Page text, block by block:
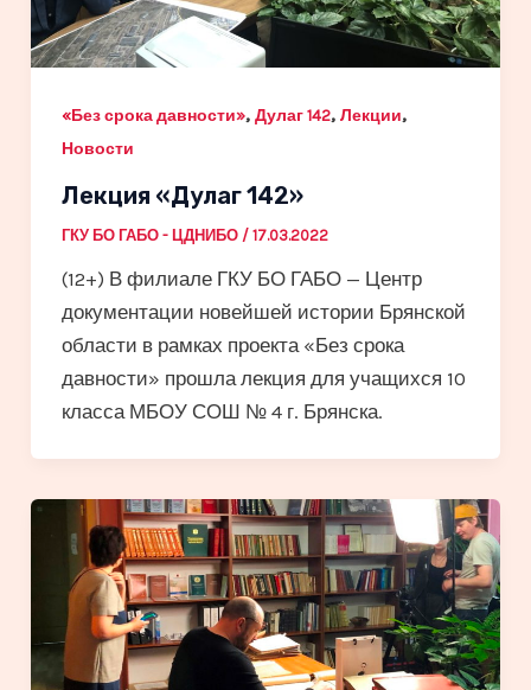
«Без срока давности», Дулаг 142, Лекции,
Новости
Лекция «Дулаг 142»
ГКУ БО ГАБО - ЦДНИБО / 17.03.2022
(12+) В филиале ГКУ БО ГАБО — Центр
документации новейшей истории Брянской
области в рамках проекта «Без срока
давности» прошла лекция для учащихся 10
класса МБОУ СОШ № 4 г. Брянска.